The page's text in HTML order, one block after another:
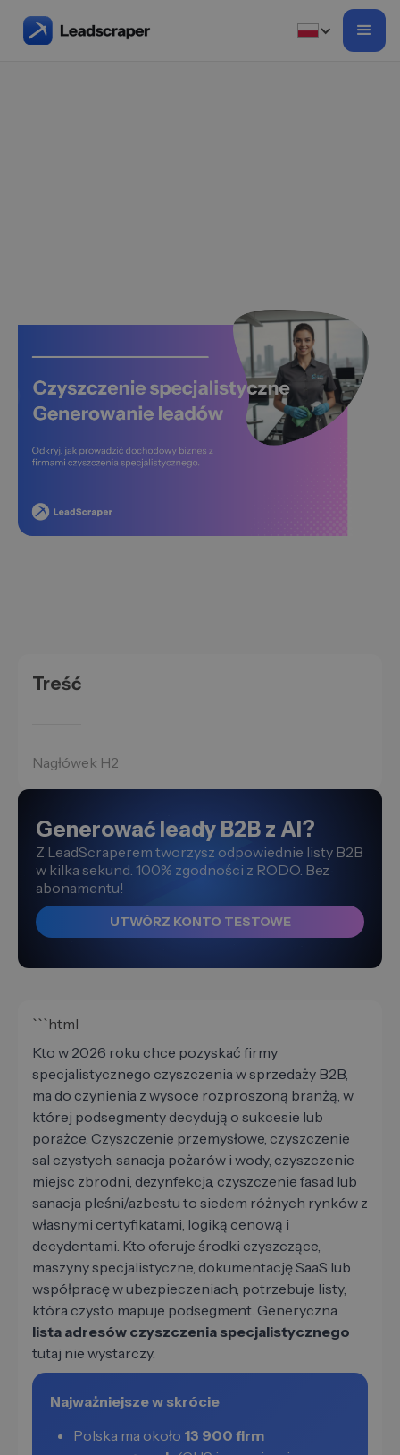
Treść
Nagłówek H2
Generować leady B2B z AI?
Z LeadScraperem tworzysz odpowiednie listy B2B
w kilka sekund. 100% zgodności z RODO. Bez
abonamentu!
UTWÓRZ KONTO TESTOWE
```html
Kto w 2026 roku chce pozyskać firmy
specjalistycznego czyszczenia w sprzedaży B2B,
ma do czynienia z wysoce rozproszoną branżą, w
której podsegmenty decydują o sukcesie lub
porażce. Czyszczenie przemysłowe, czyszczenie
sal czystych, sanacja pożarów i wody, czyszczenie
miejsc zbrodni, dezynfekcja, czyszczenie fasad lub
sanacja pleśni/azbestu to siedem różnych rynków z
własnymi certyfikatami, logiką cenową i
decydentami. Kto oferuje środki czyszczące,
maszyny specjalistyczne, dokumentację SaaS lub
współpracę w ubezpieczeniach, potrzebuje listy,
która czysto mapuje podsegment. Generyczna
lista adresów czyszczenia specjalistycznego
tutaj nie wystarczy.
Najważniejsze w skrócie
Polska ma około 13 900 firm